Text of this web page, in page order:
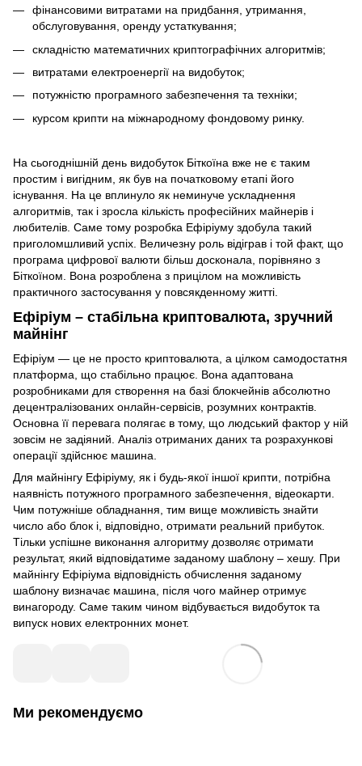
фінансовими витратами на придбання, утримання,
обслуговування, оренду устаткування;
складністю математичних криптографічних алгоритмів;
витратами електроенергії на видобуток;
потужністю програмного забезпечення та техніки;
курсом крипти на міжнародному фондовому ринку.
На сьогоднішній день видобуток Біткоїна вже не є таким
простим і вигідним, як був на початковому етапі його
існування. На це вплинуло як неминуче ускладнення
алгоритмів, так і зросла кількість професійних майнерів і
любителів. Саме тому розробка Ефіріуму здобула такий
приголомшливий успіх. Величезну роль відіграв і той факт, що
програма цифрової валюти більш досконала, порівняно з
Біткоїном. Вона розроблена з прицілом на можливість
практичного застосування у повсякденному житті.
Ефіріум – стабільна криптовалюта, зручний
майнінг
Ефіріум — це не просто криптовалюта, а цілком самодостатня
платформа, що стабільно працює. Вона адаптована
розробниками для створення на базі блокчейнів абсолютно
децентралізованих онлайн-сервісів, розумних контрактів.
Основна її перевага полягає в тому, що людський фактор у ній
зовсім не задіяний. Аналіз отриманих даних та розрахункові
операції здійснює машина.
Для майнінгу Ефіріуму, як і будь-якої іншої крипти, потрібна
наявність потужного програмного забезпечення, відеокарти.
Чим потужніше обладнання, тим вище можливість знайти
число або блок і, відповідно, отримати реальний прибуток.
Тільки успішне виконання алгоритму дозволяє отримати
результат, який відповідатиме заданому шаблону – хешу. При
майнінгу Ефіріума відповідність обчислення заданому
шаблону визначає машина, після чого майнер отримує
винагороду. Саме таким чином відбувається видобуток та
випуск нових електронних монет.
Ми рекомендуємо